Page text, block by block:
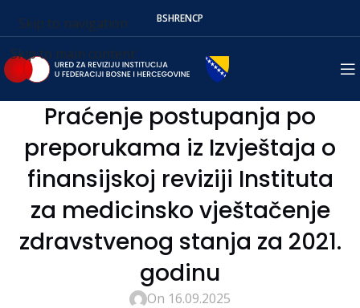
Skip to navigation
Skip to main content
BSHRENСР
Praćenje postupanja po
preporukama iz Izvještaja o
finansijskoj reviziji Instituta
za medicinsko vještačenje
zdravstvenog stanja za 2021.
godinu
On 16.09.2025